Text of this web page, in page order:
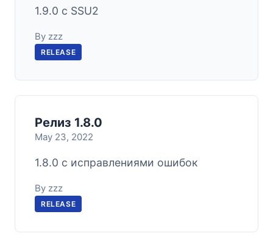
1.9.0 с SSU2
By zzz
RELEASE
Релиз 1.8.0
May 23, 2022
1.8.0 с исправлениями ошибок
By zzz
RELEASE